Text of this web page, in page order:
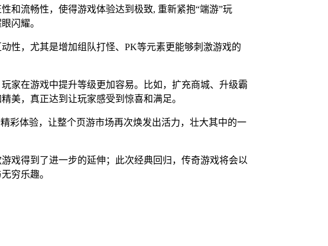
和流畅性，使得游戏体验达到极致, 重新紧抱“端游”玩
闪耀。
性，尤其是增加组队打怪、PK等元素更能够刺激游戏的
家在游戏中提升等级更加容易。比如，扩充商城、升级霸
美，真正达到让玩家感受到惊喜和满足。
彩体验，让整个页游市场再次焕发出活力，壮大其中的一
戏得到了进一步的延伸；此次经典回归，传奇游戏将会以
穷乐趣。